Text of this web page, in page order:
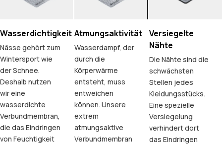
Wasserdichtigkeit
Nässe gehört zum
Wintersport wie
der Schnee.
Deshalb nutzen
wir eine
wasserdichte
Verbundmembran,
die das Eindringen
von Feuchtigkeit
Atmungsaktivität
Wasserdampf, der
durch die
Körperwärme
entsteht, muss
entweichen
können. Unsere
extrem
atmungsaktive
Verbundmembran
Versiegelte
Nähte
Die Nähte sind die
schwächsten
Stellen jedes
Kleidungsstücks.
Eine spezielle
Versiegelung
verhindert dort
das Eindringen